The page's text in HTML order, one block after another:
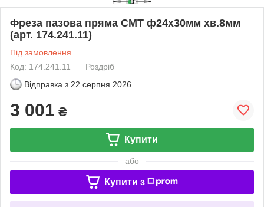
Фреза пазова пряма CMT ф24х30мм хв.8мм
(арт. 174.241.11)
Під замовлення
Код: 174.241.11
Роздріб
Відправка з 22 серпня 2026
3 001 ₴
Купити
або
Купити з